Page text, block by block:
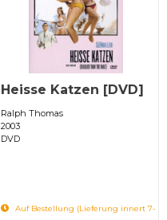
Heisse Katzen [DVD]
Ralph Thomas
2003
DVD
Auf Bestellung (Lieferung innert 7-